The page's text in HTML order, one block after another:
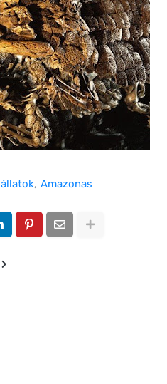
állatok Amazonas